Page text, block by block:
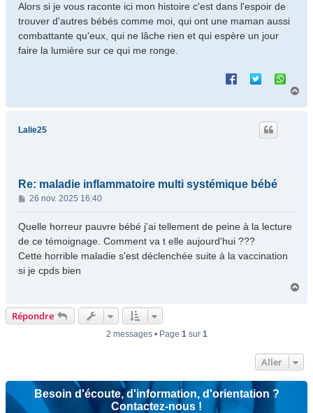
Alors si je vous raconte ici mon histoire c'est dans l'espoir de
trouver d'autres bébés comme moi, qui ont une maman aussi
combattante qu'eux, qui ne lâche rien et qui espère un jour
faire la lumière sur ce qui me ronge.
Lalie25
Re: maladie inflammatoire multi systémique bébé
M
e
s
g
e
26 nov. 2025 16:40
Quelle horreur pauvre bébé j'ai tellement de peine à la lecture
de ce témoignage. Comment va t elle aujourd'hui ???
Cette horrible maladie s'est déclenchée suite à la vaccination
si je cpds bien
Répondre
2 messages • Page 1sur 1
Aller
Besoin d'écoute, d'information, d'orientation ?
Contactez-nous !